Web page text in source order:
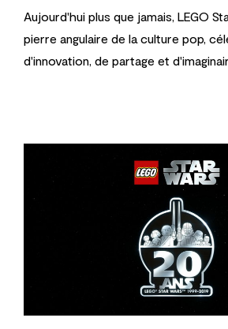
Aujourd'hui plus que jamais, LEGO
pierre angulaire de la culture pop,
d'innovation, de partage et